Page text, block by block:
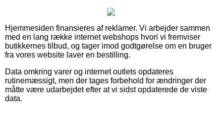
Hjemmesiden finansieres af reklamer. Vi arbejder sammen
med en lang række internet webshops hvori vi fremviser
butikkernes tilbud, og tager imod godtgørelse om en bruger
fra vores website laver en bestilling.
Data omkring varer og internet outlets opdateres
rutinemæssigt, men der tages forbehold for ændringer der
måtte være udarbejdet efter at vi sidst opdaterede de viste
data.